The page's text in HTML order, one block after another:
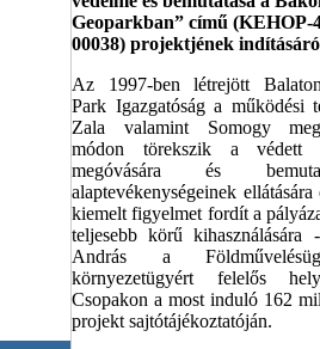
Geoparkban” című (KEHOP-
00038) projektjének
Az 1997-ben létrejött
Park Igazgatóság a működési
Zala valamint Somogy
módon törekszik a védett
megóvására és
alaptevékenységeinek
kiemelt figyelmet fordít a
teljesebb körű
András a
környezetügyért felelős
Csopakon a most induló 162
projekt sajtótájékoztatóján.